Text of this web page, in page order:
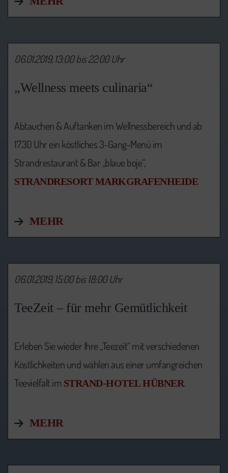
„Wellness meets culinaria“
06.01.2019, 13:00 bis 22:00 Uhr
Abtauchen & Auftanken im Wellnessbereich und ab
17.30 Uhr ein köstliches 3-Gang-Menü im
Strandrestaurant & Bar „blaue boje“,
STRANDRESORT MARKGRAFENHEIDE
MEHR
TeeZeit – für mehr Gemütlichkeit
06.01.2019, 15:00 bis 18:00 Uhr
Erleben Sie wieder Ihre „Teezeit“ mit verschiedenen
Köstlichkeiten und wählen aus einer umfangreichen
Teevielfalt im STRAND-HOTEL HÜBNER.
MEHR